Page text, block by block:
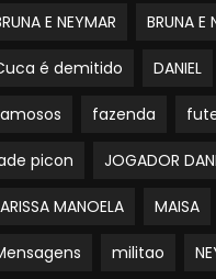
E NEYMAR BRUNA E
é demitido DANIEL
fazenda
picon JOGADOR
MANOELA MAISA
militao